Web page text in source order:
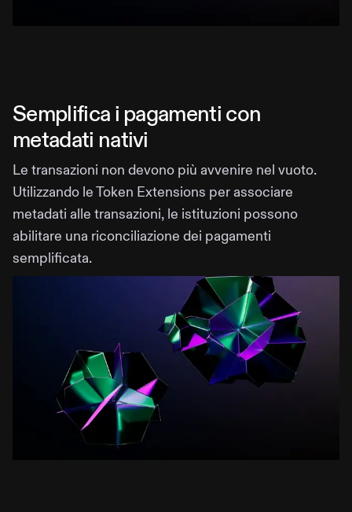
Semplifica i pagamenti con
metadati nativi
Le transazioni non devono più avvenire nel vuoto.
Utilizzando le Token Extensions per associare
metadati alle transazioni, le istituzioni possono
abilitare una riconciliazione dei pagamenti
semplificata.